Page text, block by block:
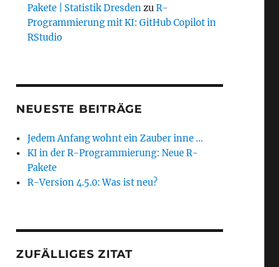
Pakete | Statistik DresdenzuR-
Programmierung mit KI: GitHub Copilot in
RStudio
NEUESTE BEITRÄGE
Jedem Anfang wohnt ein Zauber inne …
KI in der R-Programmierung: Neue R-
Pakete
R-Version 4.5.0: Was ist neu?
ZUFÄLLIGES ZITAT